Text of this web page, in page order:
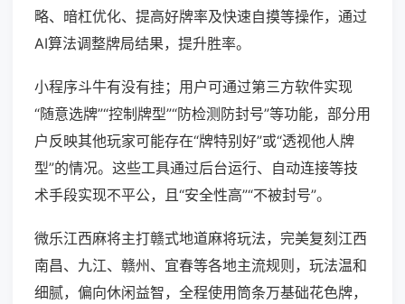
略、暗杠优化、提高好牌率及快速自摸等操作，通过
AI算法调整牌局结果，提升胜率。
小程序斗牛有没有挂；用户可通过第三方软件实现
“随意选牌”“控制牌型”“防检测防封号”等功能，部分用
户反映其他玩家可能存在“牌特别好”或“透视他人牌
型”的情况。这些工具通过后台运行、自动连接等技
术手段实现不平公，且“安全性高”“不被封号”。
微乐江西麻将主打赣式地道麻将玩法，完美复刻江西
南昌、九江、赣州、宜春等各地主流规则，玩法温和
细腻，偏向休闲益智，全程使用筒条万基础花色牌，